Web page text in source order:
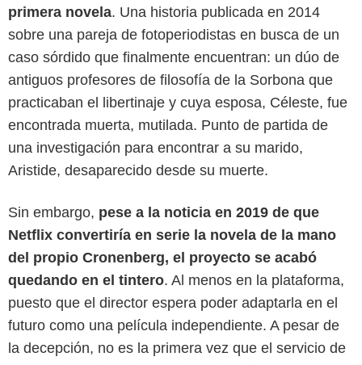
primera novela. Una historia publicada en 2014
sobre una pareja de fotoperiodistas en busca de un
caso sórdido que finalmente encuentran: un dúo de
antiguos profesores de filosofía de la Sorbona que
practicaban el libertinaje y cuya esposa, Céleste, fue
encontrada muerta, mutilada. Punto de partida de
una investigación para encontrar a su marido,
Aristide, desaparecido desde su muerte.
Sin embargo, pese a la noticia en 2019 de que
Netflix convertiría en serie la novela de la mano
del propio Cronenberg, el proyecto se acabó
quedando en el tintero. Al menos en la plataforma,
puesto que el director espera poder adaptarla en el
futuro como una película independiente. A pesar de
la decepción, no es la primera vez que el servicio de